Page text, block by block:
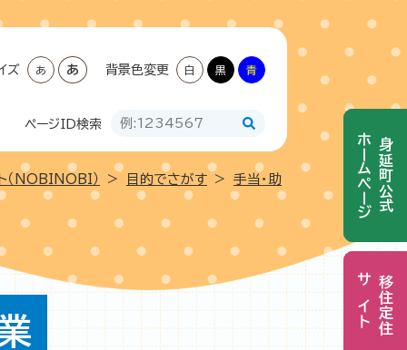
ズ あ あ 背景色変更 白 黒 青
ページID検索
（NOBINOBI） > 目的でさがす > 手当・助 身延町公式
ホームページ
移住定住
サイト
身延町公式
ホームページ
移住定住
サイト